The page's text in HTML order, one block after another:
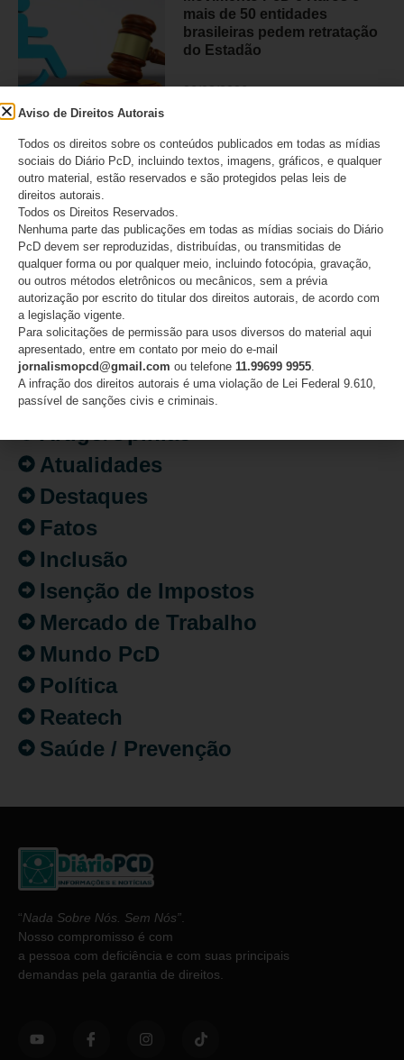
mais de 50 entidades
brasileiras pedem retratação
do Estadão
06/08/2026
ANAPcD afirma que não teve
direito de resposta publicado
06/08/2026
CATEGORIAS
Acessibilidade
Atualidades
Destaques
Fatos
Inclusão
Isenção de Impostos
Mercado de Trabalho
Mundo PcD
Política
Reatech
Saúde / Prevenção
“Nada Sobre Nós. Sem Nós”
Nosso compromisso é com
a pessoa com deficiência e com suas principais
demandas pela garantia de direitos.
Aviso de Direitos Autorais
Todos os direitos sobre os conteúdos publicados em todas as mídias
sociais do Diário PcD, incluindo textos, imagens, gráficos, e qualquer
outro material, estão reservados e são protegidos pelas leis de
direitos autorais.
Todos os Direitos Reservados.
Nenhuma parte das publicações em todas as mídias sociais do Diário
PcD devem ser reproduzidas, distribuídas, ou transmitidas de
qualquer forma ou por qualquer meio, incluindo fotocópia, gravação,
ou outros métodos eletrônicos ou mecânicos, sem a prévia
autorização por escrito do titular dos direitos autorais, de acordo com
a legislação vigente.
Para solicitações de permissão para usos diversos do material aqui
apresentado, entre em contato por meio do e-mail
jornalismopcd@gmail.com ou telefone 11.99699 9955
A infração dos direitos autorais é uma violação de Lei Federal 9.610,
passível de sanções civis e criminais.